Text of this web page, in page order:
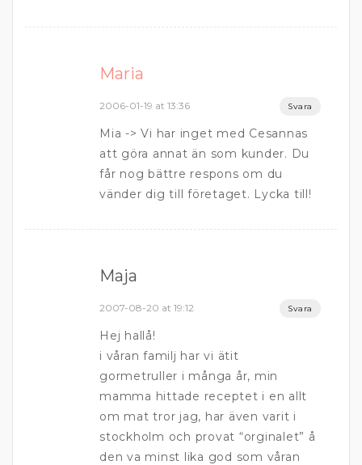
Maria
2006-01-19 at 13:36 Svara
Mia -> Vi har inget med Cesannas
att göra annat än som kunder. Du
får nog bättre respons om du
vänder dig till företaget. Lycka till!
Maja
2007-08-20 at 19:12 Svara
Hej hallå!
i våran familj har vi ätit
gormetruller i många år, min
mamma hittade receptet i en allt
om mat tror jag, har även varit i
stockholm och provat “orginalet” å
den va minst lika god som våran